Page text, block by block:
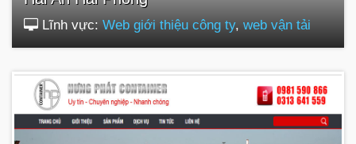
Lĩnh vực: Web giới thiệu công ty, web vận tải